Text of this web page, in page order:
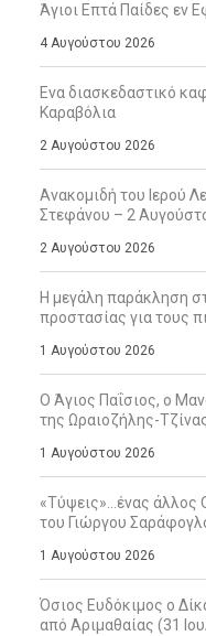
Άγιοι Επτά Παίδες εν
4 Αυγούστου 2026
Ενα διασκεδαστικό
Καραβόλια
2 Αυγούστου 2026
Ανακομιδή του Ιερού
Στεφάνου – 2
2 Αυγούστου 2026
Η μεγάλη παράκληση
προστασίας για τους
1 Αυγούστου 2026
Ο Άγιος Παΐσιος, ο
της Ωραιοζήλης-
1 Αυγούστου 2026
«Τύψεις»…ένας άλλος
του Γιώργου
1 Αυγούστου 2026
Όσιος Ευδόκιμος ο
από Αριμαθαίας (31